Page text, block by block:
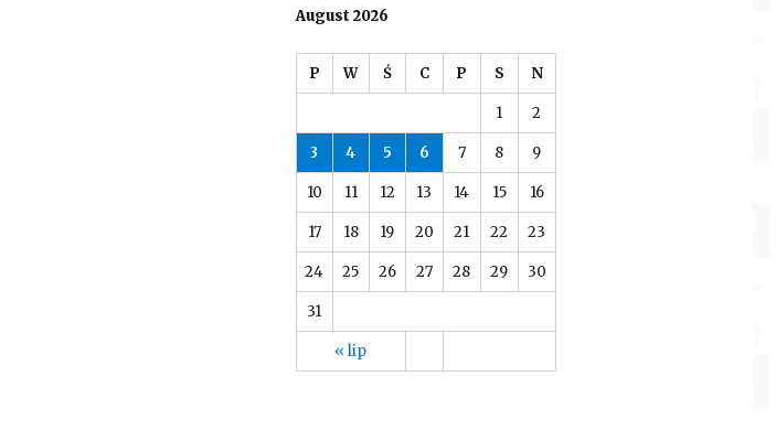
August 2026
P W Ś C P S N
« lip
1 2
3 4 5 6 7 8 9
10 11 12 13 14 15 16
17 18 19 20 21 22 23
24 25 26 27 28 29 30
31